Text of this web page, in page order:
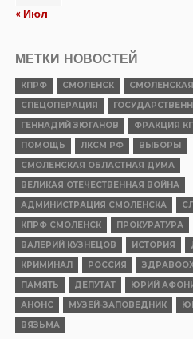
« Июл
МЕТКИ НОВОСТЕЙ
КПРФ СМОЛЕНСК
СПЕЦОПЕРАЦИЯ
ГЕННАДИЙ ЗЮГАНОВ
ФРАКЦИЯ
ПОМОЩЬ
ЛКСМ РФ
ВЫБОРЫ
СМОЛЕНСКАЯ ОБЛАСТНАЯ ДУМА
ВЕЛИКАЯ ОТЕЧЕСТВЕННАЯ ВОЙНА
АДМИНИСТРАЦИЯ СМОЛЕНСКА
КПРФ СМОЛЕНСК
ПРОКУРАТУРА
ВАЛЕРИЙ КУЗНЕЦОВ
ИСТОРИЯ
КРИМИНАЛ
РОССИЯ
ПАМЯТЬ
ДЕПУТАТ ЮРИЙ
АНОНС
МУЗЕЙ-ЗАПОВЕДНИК
ВЯЗЬМА